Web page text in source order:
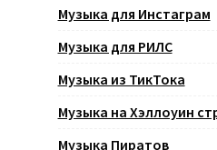
Музыка для Инстаграм
Музыка для РИЛС
Музыка из ТикТока
Музыка на Хэллоуин
Музыка Пиратов